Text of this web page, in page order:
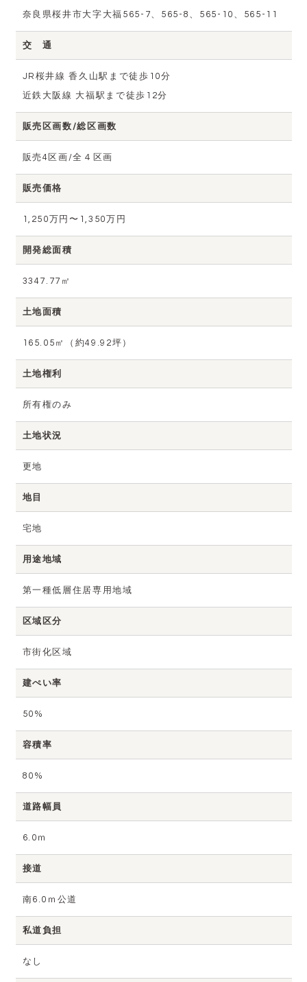
奈良県桜井市大字大福565-7、565-8、565-10、565-11
交 通
JR桜井線 香久山駅まで徒歩10分
近鉄大阪線 大福駅まで徒歩12分
販売区画数/総区画数
販売4区画/全４区画
販売価格
1,250万円〜1,350万円
開発総面積
3347.77㎡
土地面積
165.05㎡（約49.92坪）
土地権利
所有権のみ
土地状況
更地
地目
宅地
用途地域
第一種低層住居専用地域
区域区分
市街化区域
建ぺい率
50%
容積率
80%
道路幅員
6.0ｍ
接道
南6.0ｍ公道
私道負担
なし